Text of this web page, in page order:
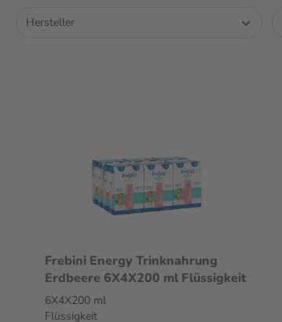
Hersteller
Frebini Energy Trinknahrung
Erdbeere 6X4X200 ml Flüssigkeit
6X4X200 ml
Flüssigkeit